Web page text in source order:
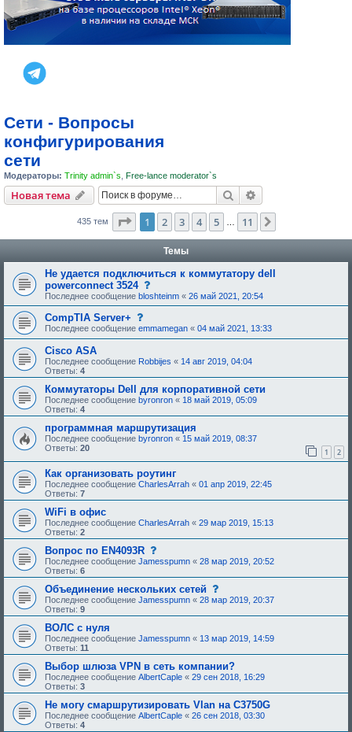
Сети - Вопросы
конфигурирования
сети
Модераторы: Trinity admin`s Free-lance moderator`s
Новая тема Поиск
435 тем Страница из 11
1 2 3 4 5 11
Темы
Не удается подключиться к коммутатору dell
powerconnect 3524
а
н
я
т
м
н
е
б
ы
л
а
о
д
б
р
е
а
Последнее сообщение bloshteinm « 26 май 2021, 20:54
CompTIA Server+
а
н
я
м
а
е
б
ы
д
о
н
.
Последнее сообщение emmamegan « 04 май 2021, 13:33
Cisco ASA
Последнее сообщение Robbijes « 14 авг 2019, 04:04
Ответы: 4
Коммутаторы Dell для корпоративной сети
Последнее сообщение byronron « 18 май 2019, 05:09
Ответы: 4
программная маршрутизация
Последнее сообщение byronron « 15 май 2019, 08:37
Ответы: 20 1 2
Как организовать роутинг
Последнее сообщение CharlesArrah « 01 апр 2019, 22:45
Ответы: 7
WiFi в офис
Последнее сообщение CharlesArrah « 29 мар 2019, 15:13
Ответы: 2
Вопрос по EN4093R
о
о
б
щ
е
н
и
т
р
б
у
е
е
Последнее сообщение Jamesspumn « 28 мар 2019, 20:52
Ответы: 6
Объединение нескольких сетей
о
о
б
н
и
е
,
т
р
б
у
Последнее сообщение Jamesspumn « 28 мар 2019, 20:37
Ответы: 9
ВОЛС с нуля
Последнее сообщение Jamesspumn « 13 мар 2019, 14:59
Ответы: 11
Выбор шлюза VPN в сеть компании?
Последнее сообщение AlbertCaple « 29 сен 2018, 16:29
Ответы: 3
Не могу смаршрутизировать Vlan на C3750G
Последнее сообщение AlbertCaple « 26 сен 2018, 03:30
Ответы: 4